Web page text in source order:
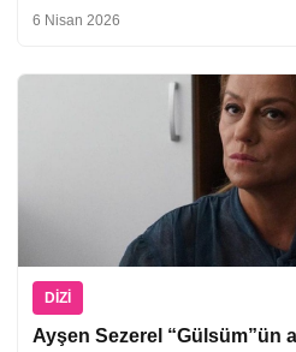
6 Nisan 2026
DIZI
Ayşen Sezerel “Gülsüm”ün